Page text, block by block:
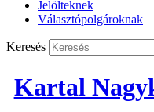
Jelölteknek
Választópolgároknak
Keresés
Kartal